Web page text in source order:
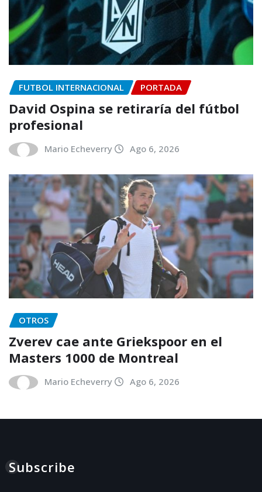
FUTBOL INTERNACIONAL PORTADA
David Ospina se retiraría del fútbol
profesional
Mario Echeverry Ago 6, 2026
OTROS
Zverev cae ante Griekspoor en el
Masters 1000 de Montreal
Mario Echeverry Ago 6, 2026
Subscribe